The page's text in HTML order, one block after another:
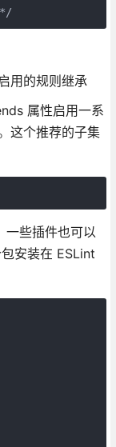
用的规则继承
属性启用一系
这个推荐的子集
些插件也可以
安装在 ESLint